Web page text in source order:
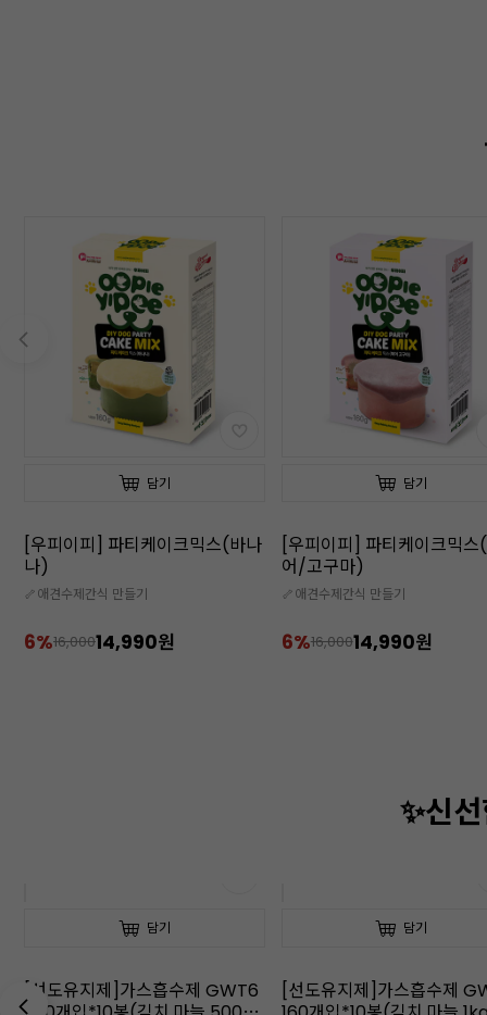
담기
[우피이피] 파티케이크믹스(바나
나)
🦴애견수제간식 만들기
6%16,00014,990원
담기
[우피이피] 파티케이크믹스
어/고구마)
🦴애견수제간식 만들기
6%16,00014,990원
✨신